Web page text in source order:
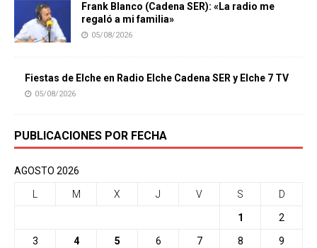
Frank Blanco (Cadena SER): «La radio me
regaló a mi familia»
05/08/2026
Fiestas de Elche en Radio Elche Cadena SER y Elche 7 TV
05/08/2026
PUBLICACIONES POR FECHA
AGOSTO 2026
M X J V S D
1 2
3 4 5 6 7 8 9